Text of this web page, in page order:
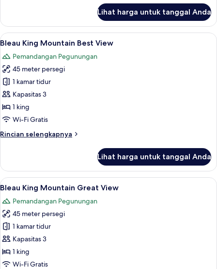
Bleau
King
Lihat harga untuk tanggal Anda
Lihat
semua
foto
untuk
Bleau
King
Mountain
Best
Seprai katun Mesir, seprai premium,
4
Bleau King Mountain Best View
Pemandangan Pegunungan
45 meter persegi
1 kamar tidur
Kapasitas 3
1 king
Wi-Fi Gratis
Rincian selengkapnya
Rincian
Bleau
King
Mountain
View
Lihat harga untuk tanggal Anda
Lihat
semua
foto
untuk
Bleau
King
Mountain
Great
Seprai katun Mesir, seprai premium,
4
Bleau King Mountain Great View
Pemandangan Pegunungan
45 meter persegi
1 kamar tidur
Kapasitas 3
1 king
Wi-Fi Gratis